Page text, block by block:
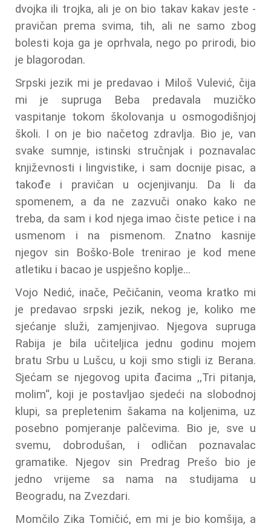
dvojka ili trojka, ali je on bio takav kakav jeste -
pravičan prema svima, tih, ali ne samo zbog
bolesti koja ga je oprhvala, nego po prirodi, bio
je blagorodan.
Srpski jezik mi je predavao i Miloš Vulević, čija
mi je supruga Beba predavala muzičko
vaspitanje tokom školovanja u osmogodišnjoj
školi. I on je bio načetog zdravlja. Bio je, van
svake sumnje, istinski stručnjak i poznavalac
književnosti i lingvistike, i sam docnije pisac, a
takođe i pravičan u ocjenjivanju. Da li da
spomenem, a da ne zazvuči onako kako ne
treba, da sam i kod njega imao čiste petice i na
usmenom i na pismenom. Znatno kasnije
njegov sin Boško-Bole trenirao je kod mene
atletiku i bacao je uspješno koplje...
Vojo Nedić, inače, Pečičanin, veoma kratko mi
je predavao srpski jezik, nekog je, koliko me
sjećanje služi, zamjenjivao. Njegova supruga
Rabija je bila učiteljica jednu godinu mojem
bratu Srbu u Lušcu, u koji smo stigli iz Berana.
Sjećam se njegovog upita đacima ,,Tri pitanja,
molim“, koji je postavljao sjedeći na slobodnoj
klupi, sa prepletenim šakama na koljenima, uz
posebno pomjeranje palčevima. Bio je, sve u
svemu, dobrodušan, i odličan poznavalac
gramatike. Njegov sin Predrag Prešo bio je
jedno vrijeme sa nama na studijama u
Beogradu, na Zvezdari.
Momčilo Zika Tomičić, em mi je bio komšija, a